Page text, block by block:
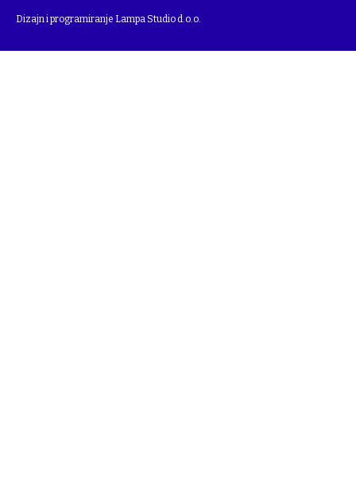
Dizajn i programiranje Lampa Studio d.o.o.